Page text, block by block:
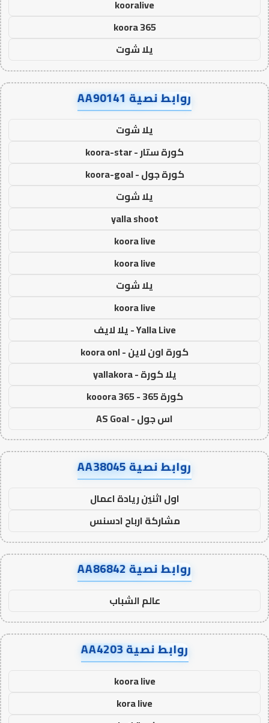
kooralive
koora 365
يلا شوت
روابط نصية AA90141
يلا شوت
كورة ستار - koora-star
كورة جول - koora-goal
يلا شوت
yalla shoot
koora live
koora live
يلا شوت
koora live
Yalla Live - يلا لايف
كورة اون لاين - koora onl
يلا كورة - yallakora
كورة 365 - kooora 365
اس جول - AS Goal
روابط نصية AA38045
اول اثنين ريادة اعمال
مشاركة ارباح ادسنس
روابط نصية AA86842
عالم الشباب
روابط نصية AA4203
koora live
kora live